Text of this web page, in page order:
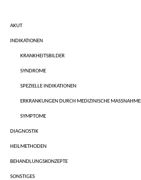
AKUT
INDIKATIONEN
KRANKHEITSBILDER
SYNDROME
SPEZIELLE INDIKATIONEN
ERKRANKUNGEN DURCH MEDIZINISCHE MASSNAHMEN
SYMPTOME
DIAGNOSTIK
HEILMETHODEN
BEHANDLUNGSKONZEPTE
SONSTIGES